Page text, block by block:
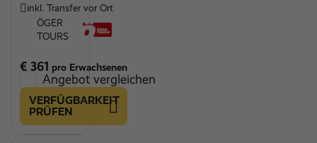
inkl. Transfer vor Ort
ÖGER
TOURS
€ 361 pro Erwachsenen
Angebot vergleichen
VERFÜGBARKEIT
PRÜFEN